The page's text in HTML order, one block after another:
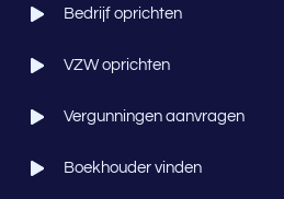
Bedrijf oprichten
VZW oprichten
Vergunningen aanvragen
Boekhouder vinden